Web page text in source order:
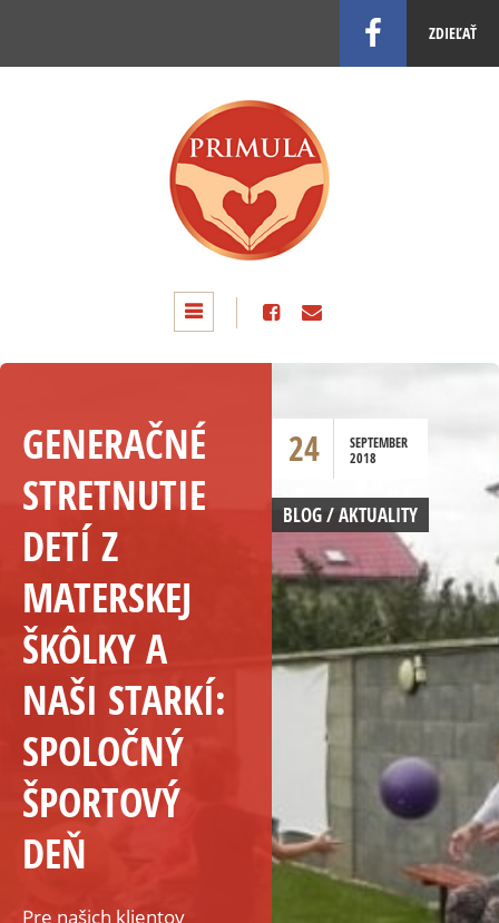
ZDIEĽAŤ
24
SEPTEMBER
2018
GENERAČNÉ
STRETNUTIE
DETÍ Z
MATERSKEJ
ŠKÔLKY A
NAŠI STARKÍ:
SPOLOČNÝ
ŠPORTOVÝ
DEŇ
BLOG / AKTUALITY
Pre našich klientov